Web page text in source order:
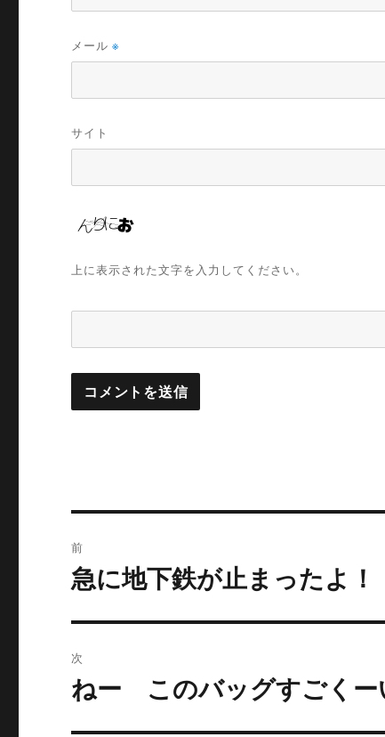
メール※
サイト
上に表示された文字を入力してください。
稿
ゲ
前
前
投
稿:
急に地下鉄が止まったよ！
次
次
ねー このバッグすごくー